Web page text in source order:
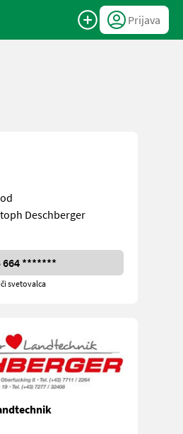
Prijava
Deschberger
664 *******
svetovalca